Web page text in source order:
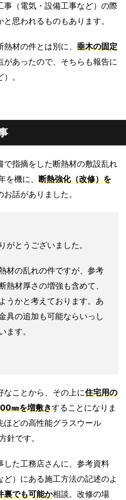
事（電気・設備工事など）の際
思われるものもあります。
材の件とは別に、 垂木の固定
があったので、そちらも報告に
。
で指摘をした断熱材の敷設乱れ
機に、 断熱強化（改修）を
話がありました。
がとうございました。
材の乱れの件ですが、参考
熱材厚さの増強も含めて、
うかと考えております。あ
具の追加も可能ならいっし
ます。
なことから、その上に住宅用の
㎜を増敷きすることになりま
ほどの高性能グラスウール
針です。
した工務店さんに、参考資料
ど）にある施工方法の記述のよ
裏でも可能か相談。改修の場